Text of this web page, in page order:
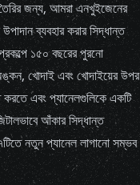
তৈরির জন্য, আমরা এনখুইজেনের
ব্যবহার করার সিদ্ধান্ত
প্রকল্পে ১৫০ বছরের পুরনো
খোদাই এবং খোদাইয়ের উপর
এবং প্যানেলগুলিকে একটি
আঁকার সিদ্ধান্ত
নতুন প্যানেল লাগানো সম্ভব